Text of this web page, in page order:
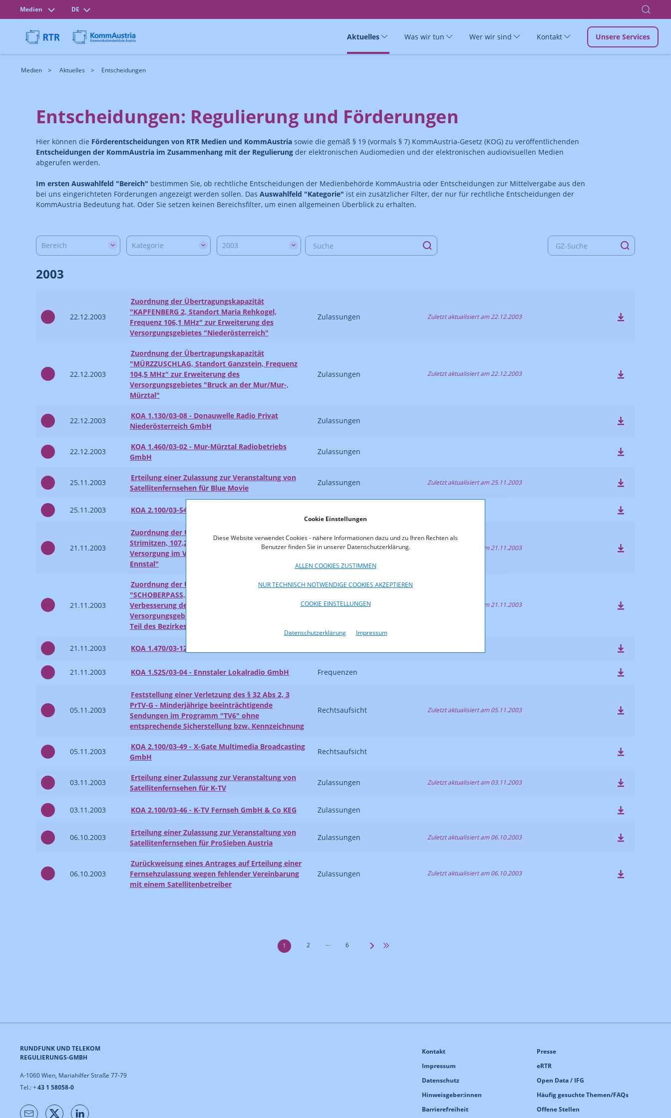
Cookie Einstellungen
Diese Website verwendet Cookies - nähere Informationen dazu und zu Ihren Rechten als
Benutzer finden Sie in unserer Datenschutzerklärung.
ALLEN COOKIES ZUSTIMMEN
NUR TECHNISCH NOTWENDIGE COOKIES AKZEPTIEREN
COOKIE EINSTELLUNGEN
Datenschutzerklärung Impressum
Medien DE
Aktuelles Was wir tun Wer wir sind Kontakt Unsere Services
Medien Aktuelles Entscheidungen
Entscheidungen: Regulierung und Förderungen
Hier können die Förderentscheidungen von RTR Medien und KommAustria sowie die gemäß § 19 (vormals § 7) KommAustria-Gesetz (KOG) zu veröffentlichenden
Entscheidungen der KommAustria im Zusammenhang mit der Regulierung der elektronischen Audiomedien und der elektronischen audiovisuellen Medien
abgerufen werden.
Im ersten Auswahlfeld "Bereich" bestimmen Sie, ob rechtliche Entscheidungen der Medienbehörde KommAustria oder Entscheidungen zur Mittelvergabe aus den
bei uns eingerichteten Förderungen angezeigt werden sollen. Das Auswahlfeld "Kategorie" ist ein zusätzlicher Filter, der nur für rechtliche Entscheidungen der
KommAustria Bedeutung hat. Oder Sie setzen keinen Bereichsfilter, um einen allgemeinen Überblick zu erhalten.
Bereich Kategorie 2003
2003
22.12.2003
Zuordnung der Übertragungskapazität
"KAPFENBERG 2, Standort Maria Rehkogel,
Frequenz 106,1 MHz" zur Erweiterung des
Versorgungsgebietes "Niederösterreich"
Zulassungen Zuletzt aktualisiert am 22.12.2003
22.12.2003
Zuordnung der Übertragungskapazität
"MÜRZZUSCHLAG, Standort Ganzstein, Frequenz
104,5 MHz" zur Erweiterung des
Versorgungsgebietes "Bruck an der Mur/Mur-,
Mürztal"
Zulassungen Zuletzt aktualisiert am 22.12.2003
22.12.2003
KOA 1.130/03-08 - Donauwelle Radio Privat
Niederösterreich GmbH
Zulassungen
22.12.2003
KOA 1.460/03-02 - Mur-Mürztal Radiobetriebs
GmbH
Zulassungen
25.11.2003
Erteilung einer Zulassung zur Veranstaltung von
Satellitenfernsehen für Blue Movie
Zulassungen Zuletzt aktualisiert am 25.11.2003
25.11.2003 KOA 2.100/03-54 - Telemediendienst GmbH
21.11.2003
Zuordnung der Übertragungskapazität "ÖBLARN,
Strimitzen, 107,2 MHz" zur Verbesserung der
Versorgung im Versorgungsgebiet "Oberes
Ennstal"
Frequenzen Zuletzt aktualisiert am 21.11.2003
21.11.2003
Zuordnung der Übertragungskapazität
"SCHOBERPASS, Jodl im Berg, 101,2 MHz" zur
Verbesserung der Versorgung im
Versorgungsgebiet "Bezirk Leoben und östlicher
Teil des Bezirkes Liezen"
Frequenzen Zuletzt aktualisiert am 21.11.2003
21.11.2003 KOA 1.470/03-128 - Harald Milchberger
21.11.2003 KOA 1.525/03-04 - Ennstaler Lokalradio GmbH Frequenzen
05.11.2003
Feststellung einer Verletzung des § 32 Abs 2, 3
PrTV-G - Minderjährige beeinträchtigende
Sendungen im Programm "TV6" ohne
entsprechende Sicherstellung bzw. Kennzeichnung
Rechtsaufsicht Zuletzt aktualisiert am 05.11.2003
05.11.2003
KOA 2.100/03-49 - X-Gate Multimedia Broadcasting
GmbH
Rechtsaufsicht
03.11.2003
Erteilung einer Zulassung zur Veranstaltung von
Satellitenfernsehen für K-TV
Zulassungen Zuletzt aktualisiert am 03.11.2003
03.11.2003 KOA 2.100/03-46 - K-TV Fernseh GmbH & Co KEG Zulassungen
06.10.2003
Erteilung einer Zulassung zur Veranstaltung von
Satellitenfernsehen für ProSieben Austria
Zulassungen Zuletzt aktualisiert am 06.10.2003
06.10.2003
Zurückweisung eines Antrages auf Erteilung einer
Fernsehzulassung wegen fehlender Vereinbarung
mit einem Satellitenbetreiber
Zulassungen Zuletzt aktualisiert am 06.10.2003
1 2 ... 6
RUNDFUNK UND TELEKOM
REGULIERUNGS-GMBH
A-1060 Wien, Mariahilfer Straße 77-79
Tel.: +43 1 58058-0
Presse
eRTR
Open Data / IFG
Häufig gesuchte Themen/FAQs
Offene Stellen
Kontakt
Impressum
Datenschutz
Hinweisgeber:innen
Barrierefreiheit